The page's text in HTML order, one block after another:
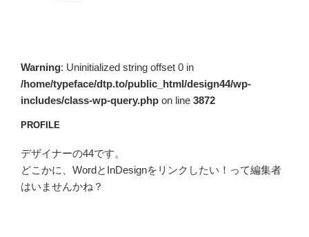
ン
Warning: Uninitialized string offset 0 in
/home/typeface/dtp.to/public_html/design44/wp-
includes/class-wp-query.php on line 3872
PROFILE
デザイナーの44です。
どこかに、WordとInDesignをリンクしたい！って編集者
はいませんかね？